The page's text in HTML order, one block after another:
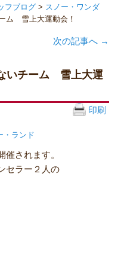
フブログ > スノー・ワンダ
雪上大運動会！
次の記事へ →
チーム 雪上大運
印刷
・ランド
されます。
セラー２人の